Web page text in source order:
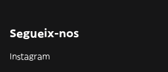
Segueix-nos
Instagram